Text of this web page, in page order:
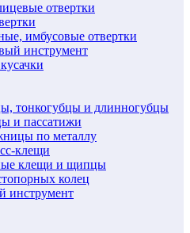
отвертки
имбусовые отвертки
инструмент
тонкогубцы и длинногубцы
и пассатижи
по металлу
клещи
клещи и щипцы
колец
инструмент